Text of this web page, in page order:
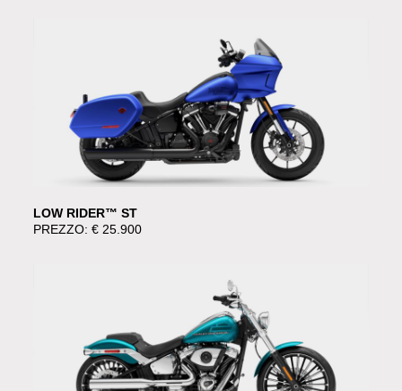
LOW RIDER™ ST
PREZZO: € 25.900